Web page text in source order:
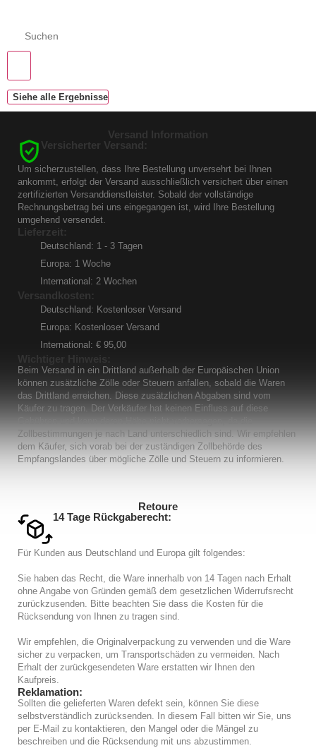
Siehe alle Ergebnisse
Versand Information
Versicherter Versand:
Um sicherzustellen, dass Ihre Bestellung unversehrt bei Ihnen
ankommt, erfolgt der Versand ausschließlich versichert über einen
zertifizierten Versanddienstleister. Sobald der vollständige
Rechnungsbetrag bei uns eingegangen ist, wird Ihre Bestellung
umgehend versendet.
Lieferzeit:
Deutschland: 1 - 3 Tagen
Europa: 1 Woche
International: 2 Wochen
Versandkosten:
Deutschland: Kostenloser Versand
Europa: Kostenloser Versand
International: € 95,00
Beim Versand in ein Drittland außerhalb der Europäischen Union
können zusätzliche Zölle oder Steuern anfallen, sobald die Waren
das Drittland erreichen. Diese zusätzlichen Abgaben sind vom
Käufer zu tragen. Der Verkäufer hat keinen Einfluss auf diese
Zollbestimmungen je nach Land unterschiedlich sind. Wir empfehlen
dem Käufer, sich vorab bei der zuständigen Zollbehörde des
Empfangslandes über mögliche Zölle und Steuern zu informieren.
Retoure
14 Tage Rückgaberecht:
Für Kunden aus Deutschland und Europa gilt folgendes:
Sie haben das Recht, die Ware innerhalb von 14 Tagen nach Erhalt
ohne Angabe von Gründen gemäß dem gesetzlichen Widerrufsrecht
zurückzusenden. Bitte beachten Sie dass die Kosten für die
Rücksendung von Ihnen zu tragen sind.
Wir empfehlen, die Originalverpackung zu verwenden und die Ware
sicher zu verpacken, um Transportschäden zu vermeiden. Nach
Erhalt der zurückgesendeten Ware erstatten wir Ihnen den
Kaufpreis.
Reklamation:
Sollten die gelieferten Waren defekt sein, können Sie diese
selbstverständlich zurücksenden. In diesem Fall bitten wir Sie, uns
per E-Mail zu kontaktieren, den Mangel oder die Mängel zu
beschreiben und die Rücksendung mit uns abzustimmen.